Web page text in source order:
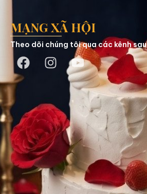
MẠNG XÃ HỘI
Theo dõi chúng tôi qua các kênh sau